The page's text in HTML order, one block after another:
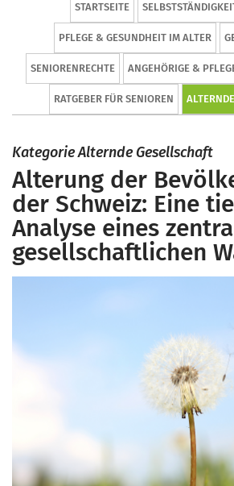
STARTSEITE
PFLEGE & GESUNDHEIT IM ALTER
SENIORENRECHTE ANGEHÖRIGE &
RATGEBER FÜR SENIOREN
Kategorie Alternde Gesellschaft
Alterung der
der Schweiz: Eine
Analyse eines
gesellschaftlichen